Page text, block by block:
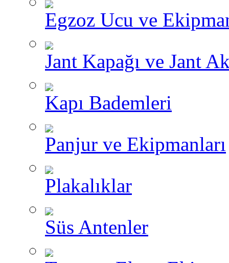
Egzoz Ucu ve
Jant Kapağı ve Jant
Kapı Bademleri
Panjur ve Ekipmanları
Plakalıklar
Süs Antenler